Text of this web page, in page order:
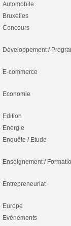
Automobile
Bruxelles
Concours
Développement /
E-commerce
Economie
Edition
Energie
Enquête / Etude
Enseignement /
Entrepreneuriat
Europe
Evénements